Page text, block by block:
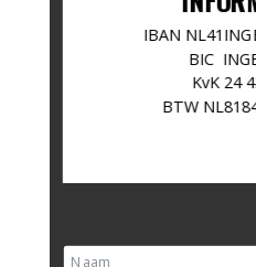
​IBAN
BIC
KvK 24
BTW